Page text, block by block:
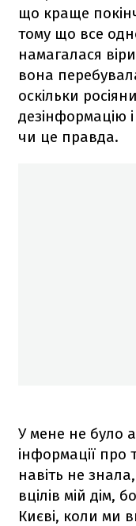
що краще
тому що все
намагалася
вона
оскільки
дезінформацію
чи це правда.
У мене не було
інформації про
навіть не
вцілів мій дім,
Києві, коли ми